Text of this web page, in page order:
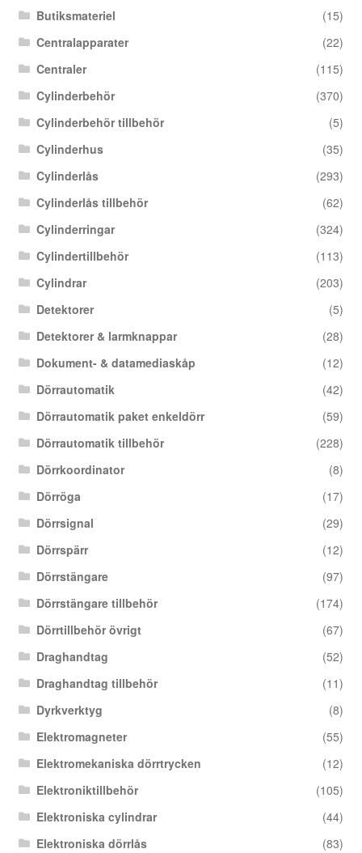
Butiksmateriel
(15)
Centralapparater
(22)
Centraler
(115)
Cylinderbehör
(370)
Cylinderbehör tillbehör
(5)
Cylinderhus
(35)
Cylinderlås
(293)
Cylinderlås tillbehör
(62)
Cylinderringar
(324)
Cylindertillbehör
(113)
Cylindrar
(203)
Detektorer
(5)
Detektorer & larmknappar
(28)
Dokument- & datamediaskåp
(12)
Dörrautomatik
(42)
Dörrautomatik paket enkeldörr
(59)
Dörrautomatik tillbehör
(228)
Dörrkoordinator
(8)
Dörröga
(17)
Dörrsignal
(29)
Dörrspärr
(12)
Dörrstängare
(97)
Dörrstängare tillbehör
(174)
Dörrtillbehör övrigt
(67)
Draghandtag
(52)
Draghandtag tillbehör
(11)
Dyrkverktyg
(8)
Elektromagneter
(55)
Elektromekaniska dörrtrycken
(12)
Elektroniktillbehör
(105)
Elektroniska cylindrar
(44)
Elektroniska dörrlås
(83)